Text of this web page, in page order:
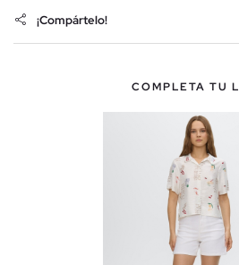
¡Compártelo!
COMPLETA TU